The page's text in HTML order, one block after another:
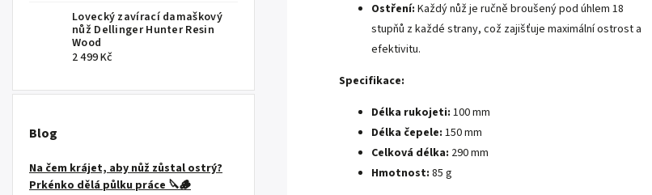
Lovecký zavírací damaškový
nůž Dellinger Hunter Resin
Wood
2 499 Kč
Blog
Na čem krájet, aby nůž zůstal ostrý?
Prkénko dělá půlku práce 🔪🪵
Ostření: Každý nůž je ručně broušený pod úhlem 18
stupňů z každé strany, což zajišťuje maximální ostrost a
efektivitu.
Specifikace:
Délka rukojeti: 100 mm
Délka čepele: 150 mm
Celková délka: 290 mm
Hmotnost: 85 g